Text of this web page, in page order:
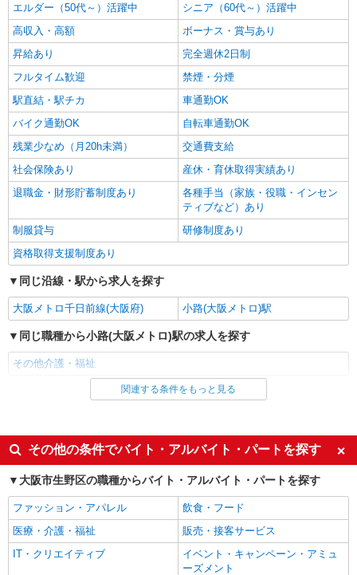
エルダー（50代～）活躍中
シニア（60代～）活躍中
高収入・高額
ボーナス・賞与あり
昇給あり
完全週休2日制
フルタイム歓迎
禁煙・分煙
駅直結・駅チカ
車通勤OK
バイク通勤OK
自転車通勤OK
残業少なめ（月20h未満）
交通費支給
社会保険あり
産休・育休取得実績あり
退職金・財形貯蓄制度あり
各種手当（家族・役職・インセン
ティブなど）あり
制服貸与
研修制度あり
資格取得支援制度あり
同じ沿線・駅から求人を探す
大阪メトロ千日前線(大阪府) 小路(大阪メトロ)駅
同じ職種から小路(大阪メトロ)駅の求人を探す
その他介護・福祉
同じ雇用形態から小路(大阪メトロ)駅の求人を探す
同じ特徴から小路(大阪メトロ)駅の求人を探す
入社日応相談
未経験歓迎
経験者・有資格者歓迎
新卒・第二新卒歓迎
女性活躍中
主婦・主夫歓迎
フリーター歓迎
学歴不問
ミドル（40代～）活躍中
関連する条件をもっと見る
その他の条件でバイト・アルバイト・パートを探す
大阪市生野区の職種からバイト・アルバイト・パートを探す
ファッション・アパレル
飲食・フード
医療・介護・福祉
販売・接客サービス
IT・クリエイティブ
イベント・キャンペーン・アミュ
ーズメント